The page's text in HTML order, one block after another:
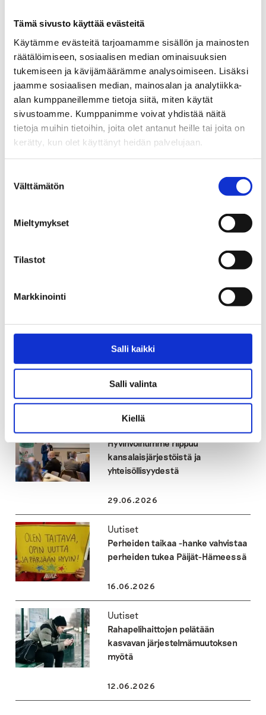
Tämä sivusto käyttää evästeitä
Käytämme evästeitä tarjoamamme sisällön ja mainosten
räätälöimiseen, sosiaalisen median ominaisuuksien
tukemiseen ja kävijämäärämme analysoimiseen. Lisäksi
jaamme sosiaalisen median, mainosalan ja analytiikka-
alan kumppaneillemme tietoja siitä, miten käytät
sivustoamme. Kumppanimme voivat yhdistää näitä
tietoja muihin tietoihin, joita olet antanut heille tai joita on
kerätty, kun olet käyttänyt heidän palvelujaan.
valinta
Välttämätön
Mieltymykset
Tilastot
Markkinointi
Salli kaikki
Salli valinta
Kiellä
kaksi miljoonaa työpäivää. Alkoholimainonnan
rajoittaminen on viime vuosina noussut
eurooppalaisessa keskustelussa hinnan ja
saatavuuden rajoitusten rinnalle tärkeimpänä
täydentävänä keinona päihdehaittojen vähentämiseen.
Lisätietoja:
Sari Aalto-Matturi, toiminnanjohtaja, EHYT ry
Tuomas Tenkanen, johtava erityisasiantuntija, EHYT ry
Jaa:
Tagit alkoholimainonta
Hyvinvointimme riippuu
kansalaisjärjestöistä ja
yhteisöllisyydestä
29.06.2026
Uutiset
Perheiden taikaa -hanke vahvistaa
perheiden tukea Päijät-Hämeessä
16.06.2026
Uutiset
Rahapelihaittojen pelätään
kasvavan järjestelmämuutoksen
myötä
12.06.2026